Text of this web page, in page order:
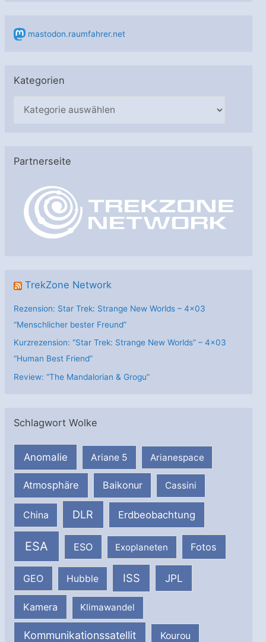
mastodon.raumfahrer.net
Kategorien
g
Partnerseite
TrekZone Network
Rezension: Star Trek: Strange New Worlds – 4×03
“Menschlicher bester Freund”
Kurzrezension: “Star Trek: Strange New Worlds” – 4×03
“Human Best Friend”
Review: “The Mandalorian & Grogu”
Schlagwort Wolke
Anomalie Ariane 5 Arianespace
Atmosphäre Baikonur Cassini
China DLR Erdbeobachtung
ESA ESO Exoplaneten Fotos
GEO Hubble ISS JPL
Kamera Klimawandel
Kommunikationssatellit Kourou